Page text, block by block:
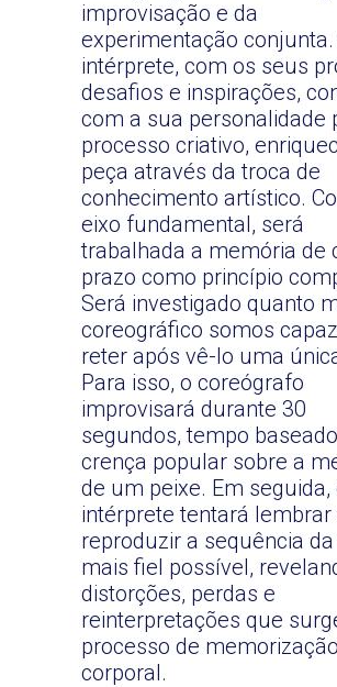
improvisação e da
experimentação conjunta.
intérprete, com os seus
desafios e inspirações,
com a sua personalidade
processo criativo,
peça através da troca de
conhecimento artístico.
eixo fundamental, será
trabalhada a memória de
prazo como princípio
Será investigado quanto
coreográfico somos
reter após vê-lo uma
Para isso, o coreógrafo
improvisará durante 30
segundos, tempo
crença popular sobre a
de um peixe. Em seguida,
intérprete tentará lembrar
reproduzir a sequência
mais fiel possível,
distorções, perdas e
reinterpretações que
processo de memorização
corporal.